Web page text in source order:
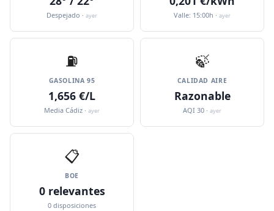
Despejado · ayer Valle: 15:00h · ayer
⛽️
GASOLINA 95
1,656 €/L
Media Cádiz · ayer
🍃
CALIDAD AIRE
Razonable
AQI 30 · ayer
📋
BOE
0 relevantes
0 disposiciones